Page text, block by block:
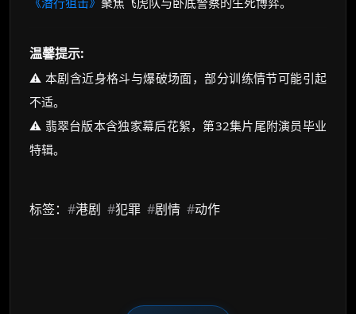
温馨提示:
⚠️ 本剧含近身格斗与爆破场面，部分训练情节可能引起
不适。
⚠️ 翡翠台版本含独家幕后花絮，第32集片尾附演员毕业
特辑。
标签： #港剧 #犯罪 #剧情 #动作